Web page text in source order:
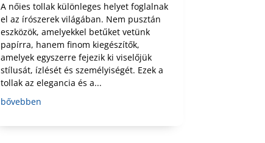
A nőies tollak különleges helyet foglalnak
el az írószerek világában. Nem pusztán
eszközök, amelyekkel betűket vetünk
papírra, hanem finom kiegészítők,
amelyek egyszerre fejezik ki viselőjük
stílusát, ízlését és személyiségét. Ezek a
tollak az elegancia és a...
bővebben